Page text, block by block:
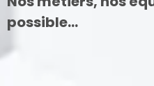
possible…